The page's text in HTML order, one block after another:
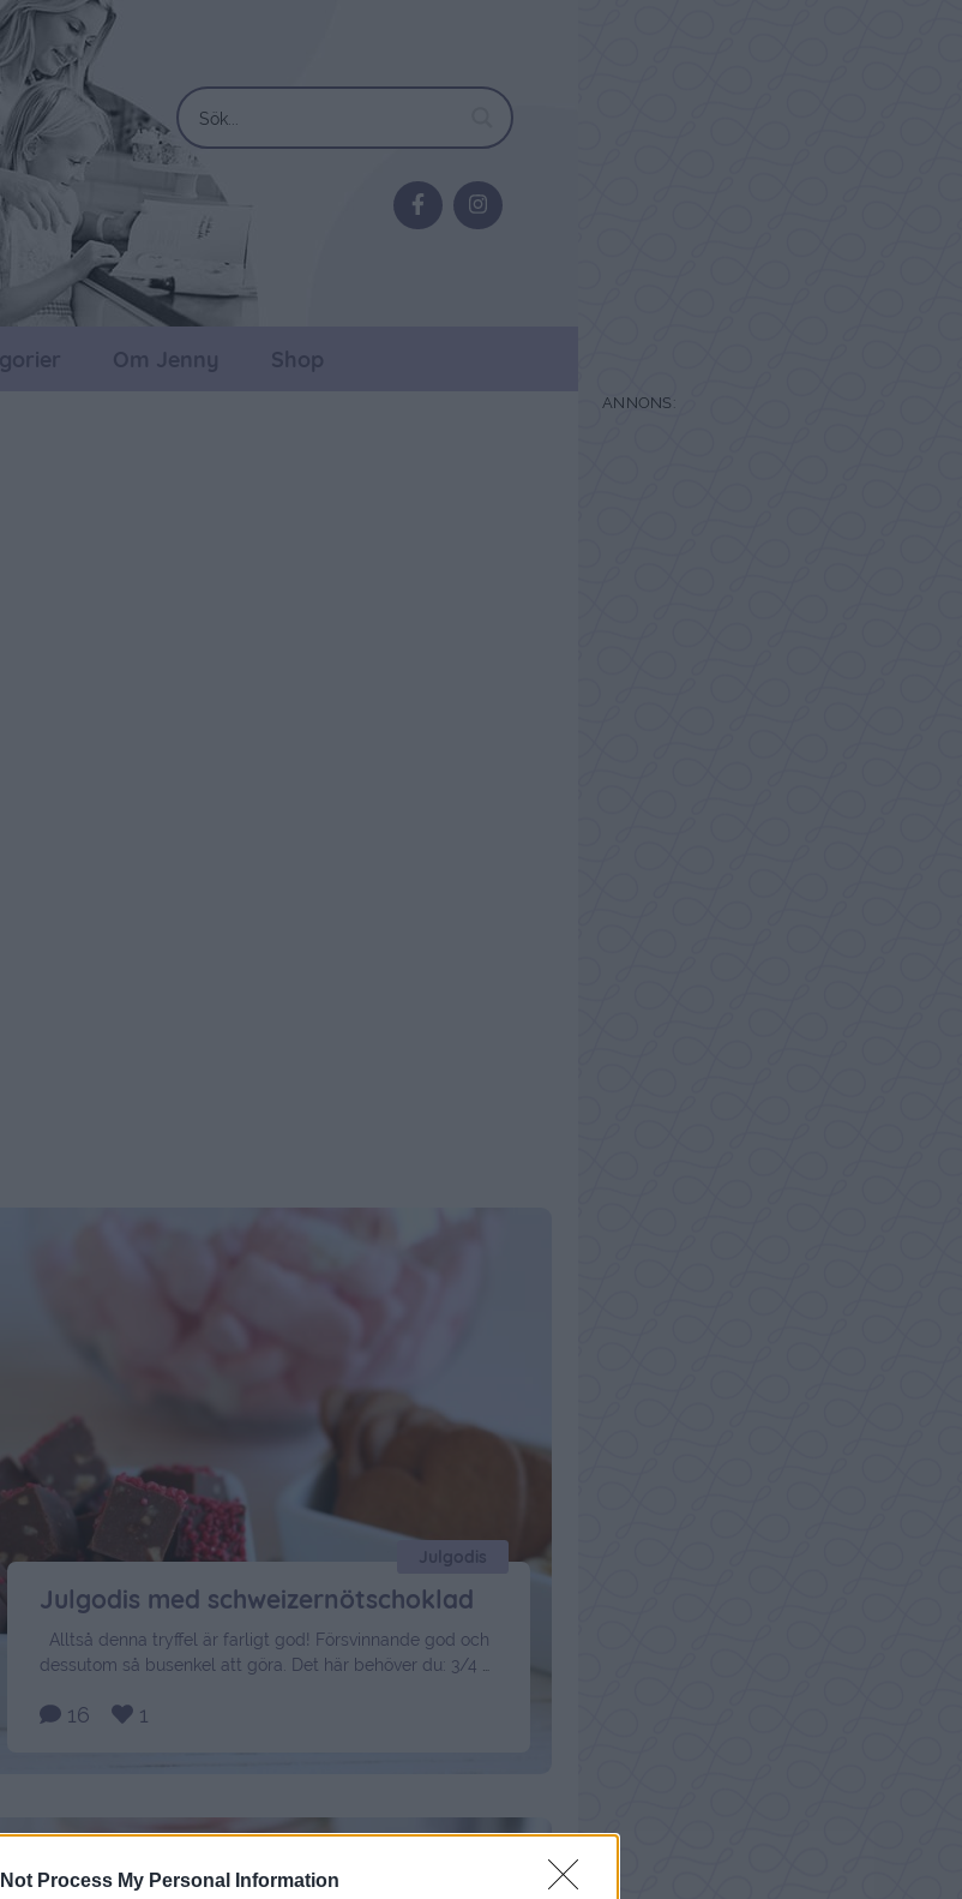
Not Process My Personal Information
Om Jenny Shop
Julgodis med schweizernötschoklad
Alltså denna tryffel är farligt god! Försvinnande god och
dessutom så busenkel att göra. Det här behöver du: 3/4 dl
strössel Gör så här: Låt grädden sjuda upp i en kastrull, ta
16 1
Julgodis